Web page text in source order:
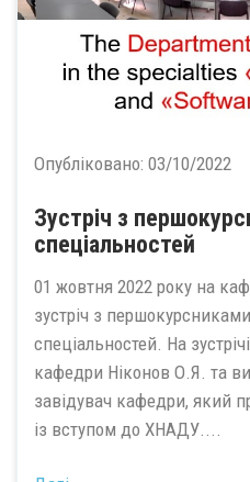
Опубліковано: 03/10/2022
Зустріч з
спеціальностей
01 жовтня 2022 року на
зустріч з
спеціальностей. На
кафедри Ніконов О.Я. та
завідувач кафедри, який
із вступом до ХНАДУ....